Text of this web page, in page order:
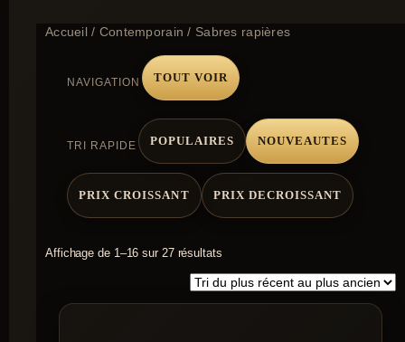
Accueil/ Contemporain / Sabres rapières
NAVIGATION TOUT VOIR
TRI RAPIDE POPULAIRES NOUVEAUTES
PRIX CROISSANT PRIX DECROISSANT
Affichage de 1–16 sur 27 résultatsTrié
plus
récent